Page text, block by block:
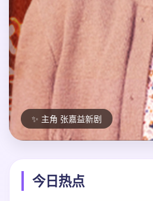
🌟 大唐迷雾第一季
今日热点